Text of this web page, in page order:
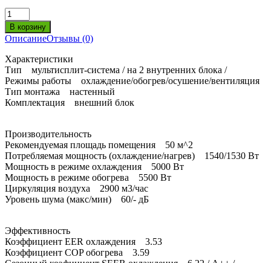
ОписаниеОтзывы (0)
Характеристики
Тип мультисплит-система / на 2 внутренних блока /
Режимы работы охлаждение/обогрев/осушение/вентиляция
Тип монтажа настенный
Комплектация внешний блок
Производительность
Рекомендуемая площадь помещения 50 м^2
Потребляемая мощность (охлаждение/нагрев) 1540/1530 Вт
Мощность в режиме охлаждения 5000 Вт
Мощность в режиме обогрева 5500 Вт
Циркуляция воздуха 2900 м3/час
Уровень шума (макс/мин) 60/- дБ
Эффективность
Коэффициент EER охлаждения 3.53
Коэффициент COP обогрева 3.59